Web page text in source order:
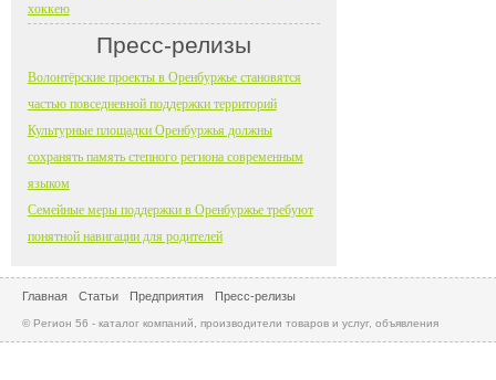
хоккею
Пресс-релизы
Волонтёрские проекты в Оренбуржье становятся
частью повседневной поддержки территорий
Культурные площадки Оренбуржья должны
сохранять память степного региона современным
языком
Семейные меры поддержки в Оренбуржье требуют
понятной навигации для родителей
Главная Статьи Предприятия Пресс-релизы
© Регион 56 - каталог компаний, производители товаров и услуг, объявления